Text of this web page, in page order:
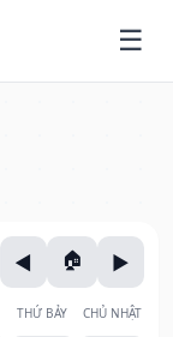
THỨ BẢY CHỦ NHẬT